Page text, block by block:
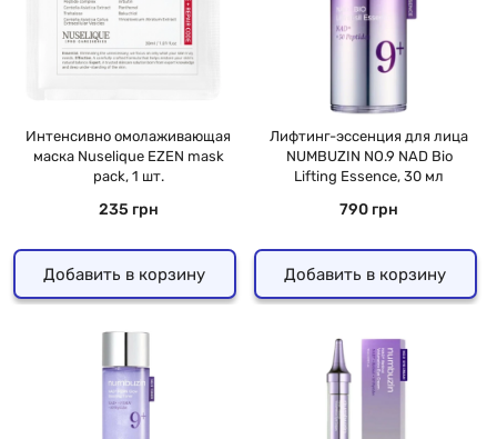
Интенсивно омолаживающая
маска Nuselique EZEN mask
pack, 1 шт.
235 грн
Добавить в корзину
Лифтинг-эссенция для лица
NUMBUZIN NO.9 NAD Bio
Lifting Essence, 30 мл
790 грн
Добавить в корзину